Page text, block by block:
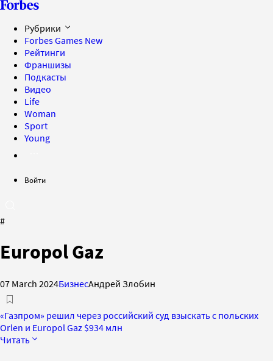
Рубрики
Forbes Games New
Рейтинги
Франшизы
Подкасты
Видео
Life
Woman
Sport
Young
Войти
#
Europol Gaz
07 March 2024БизнесАндрей Злобин
«Газпром» решил через российский суд взыскать с польских
Orlen и Europol Gaz $934 млн
Читать